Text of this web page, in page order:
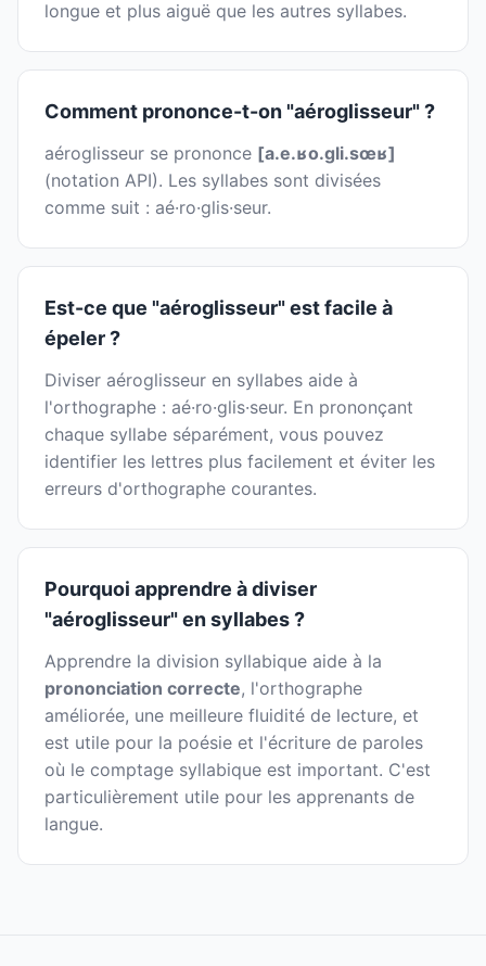
longue et plus aiguë que les autres syllabes.
Comment prononce-t-on "aéroglisseur" ?
aéroglisseur se prononce [a.e.ʁo.ɡli.sœʁ]
(notation API). Les syllabes sont divisées
comme suit : aé·ro·glis·seur.
Est-ce que "aéroglisseur" est facile à
épeler ?
Diviser aéroglisseur en syllabes aide à
l'orthographe : aé·ro·glis·seur. En prononçant
chaque syllabe séparément, vous pouvez
identifier les lettres plus facilement et éviter les
erreurs d'orthographe courantes.
Pourquoi apprendre à diviser
"aéroglisseur" en syllabes ?
Apprendre la division syllabique aide à la
prononciation correcte, l'orthographe
améliorée, une meilleure fluidité de lecture, et
est utile pour la poésie et l'écriture de paroles
où le comptage syllabique est important. C'est
particulièrement utile pour les apprenants de
langue.